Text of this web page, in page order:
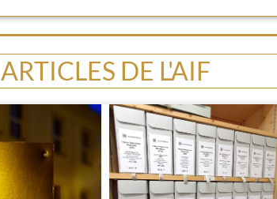
ARTICLES DE L'AIF